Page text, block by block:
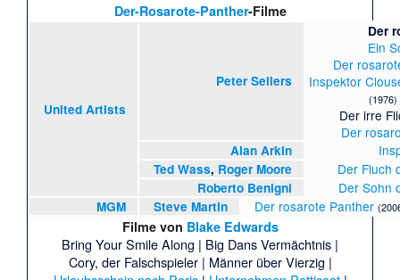
Der-Rosarote-Panther-Filme
United Artists
Peter Sellers
Der
Ein
Der
Inspektor
(1976)
Der irre
Der
Alan Arkin
Ted Wass, Roger Moore Der Fluch
Roberto Benigni Der Sohn
MGM Steve Martin Der rosarote Panther
Filme von Blake Edwards
Bring Your Smile Along | Big Dans Vermächtnis |
Cory, der Falschspieler| Männer über Vierzig |